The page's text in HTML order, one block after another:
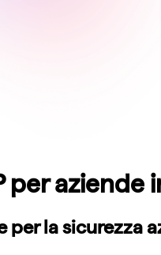
per aziende
per la sicurezza